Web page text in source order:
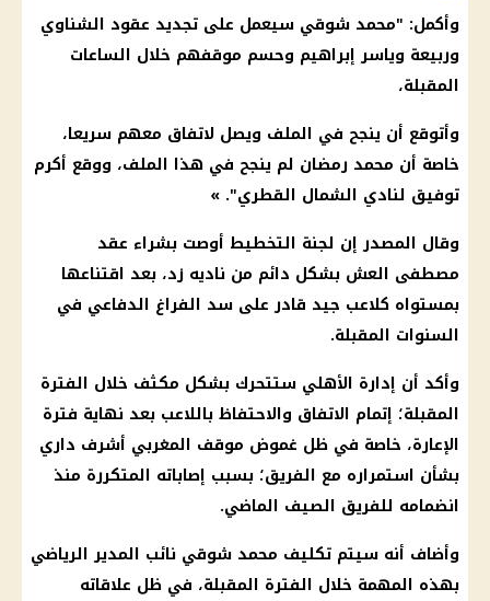
وأكمل: "محمد شوقي سيعمل على تجديد عقود الشناوي
وربيعة وياسر إبراهيم وحسم موقفهم خلال الساعات
المقبلة،
وأتوقع أن ينجح في الملف ويصل لاتفاق معهم سريعا،
خاصة أن محمد رمضان لم ينجح في هذا الملف، ووقع أكرم
توفيق لنادي الشمال القطري". »
وقال المصدر إن لجنة التخطيط أوصت بشراء عقد
مصطفى العش بشكل دائم من ناديه زد، بعد اقتناعها
بمستواه كلاعب جيد قادر على سد الفراغ الدفاعي في
السنوات المقبلة.
وأكد أن إدارة الأهلي ستتحرك بشكل مكثف خلال الفترة
المقبلة؛ إتمام الاتفاق والاحتفاظ باللاعب بعد نهاية فترة
الإعارة، خاصة في ظل غموض موقف المغربي أشرف داري
بشأن استمراره مع الفريق؛ بسبب إصاباته المتكررة منذ
انضمامه للفريق الصيف الماضي.
وأضاف أنه سيتم تكليف محمد شوقي نائب المدير الرياضي
بهذه المهمة خلال الفترة المقبلة، في ظل علاقاته